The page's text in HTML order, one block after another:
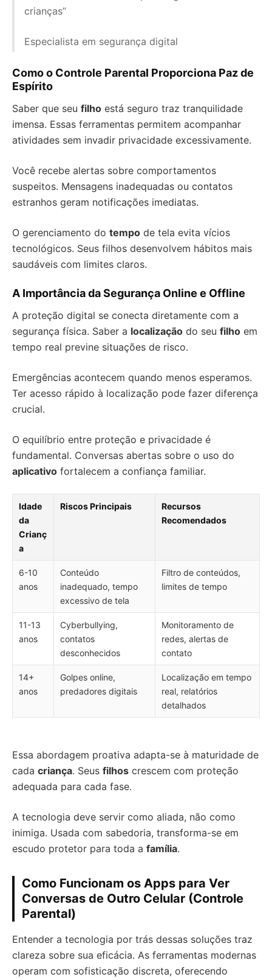
crianças”
Especialista em segurança digital
Como o Controle Parental Proporciona Paz de
Espírito
Saber que seu filho está seguro traz tranquilidade
imensa. Essas ferramentas permitem acompanhar
atividades sem invadir privacidade excessivamente.
Você recebe alertas sobre comportamentos
suspeitos. Mensagens inadequadas ou contatos
estranhos geram notificações imediatas.
O gerenciamento do tempo de tela evita vícios
tecnológicos. Seus filhos desenvolvem hábitos mais
saudáveis com limites claros.
A Importância da Segurança Online e Offline
A proteção digital se conecta diretamente com a
segurança física. Saber a localização do seu filho em
tempo real previne situações de risco.
Emergências acontecem quando menos esperamos.
Ter acesso rápido à localização pode fazer diferença
crucial.
O equilíbrio entre proteção e privacidade é
fundamental. Conversas abertas sobre o uso do
aplicativo fortalecem a confiança familiar.
Idade
da
Crianç
a
Riscos Principais
Recursos
Recomendados
6-10
anos
Conteúdo
inadequado, tempo
excessivo de tela
Filtro de conteúdos,
limites de tempo
11-13
anos
Cyberbullying,
contatos
desconhecidos
Monitoramento de
redes, alertas de
contato
14+
anos
Golpes online,
predadores digitais
Localização em tempo
real, relatórios
detalhados
Essa abordagem proativa adapta-se à maturidade de
cada criança. Seus filhos crescem com proteção
adequada para cada fase.
A tecnologia deve servir como aliada, não como
inimiga. Usada com sabedoria, transforma-se em
escudo protetor para toda a família.
Como Funcionam os Apps para Ver
Conversas de Outro Celular (Controle
Parental)
Entender a tecnologia por trás dessas soluções traz
clareza sobre sua eficácia. As ferramentas modernas
operam com sofisticação discreta, oferecendo